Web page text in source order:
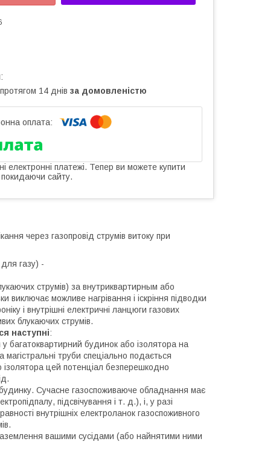
14 днів за домовленістю
електронні платежі. Тепер ви можете купити
сайту.
через газопровід струмів витоку при
газу) -
струмів) за внутриквартирным або
виключає можливе нагрівання і іскріння підводки
і внутрішні електричні ланцюги газових
блукаючих струмів.
наступні:
багатоквартирний будинок або ізолятора на
магістральні труби спеціально подається
цей потенціал безперешкодно
будинку. Сучасне газоспоживаюче обладнання має
підсвічування і т. д.), і, у разі
внутрішніх електроланок газоспоживного
вашими сусідами (або найнятими ними